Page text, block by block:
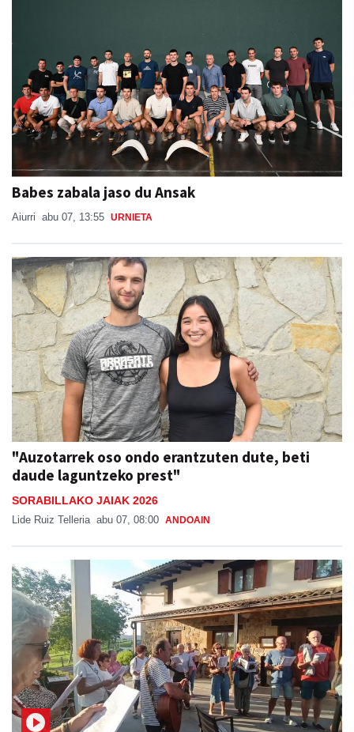
Babes zabala jaso du Ansak
Aiurri abu 07, 13:55 URNIETA
"Auzotarrek oso ondo erantzuten dute, beti
daude laguntzeko prest"
SORABILLAKO JAIAK 2026
Lide Ruiz Telleria abu 07, 08:00 ANDOAIN